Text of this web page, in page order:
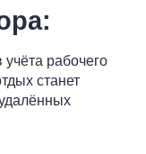
рабочего
станет